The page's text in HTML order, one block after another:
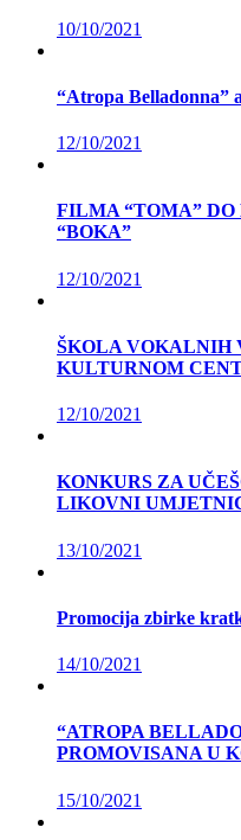
10/10/2021
“Atropa Belladonna”
12/10/2021
FILMA “TOMA”
“BOKA”
12/10/2021
ŠKOLA VOKALNIH
KULTURNOM
12/10/2021
KONKURS ZA
LIKOVNI
13/10/2021
Promocija zbirke
14/10/2021
“ATROPA
PROMOVISANA U
15/10/2021